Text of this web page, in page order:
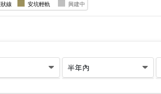
半年內